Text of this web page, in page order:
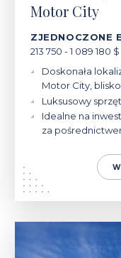
Motor City
ZJEDNOCZONE
213 750 - 1 089 180 $
Doskonała
Motor City,
Luksusowy
Idealne na
za